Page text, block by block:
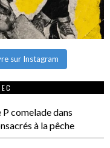
sur Instagram
P comeladedans
à la pêche